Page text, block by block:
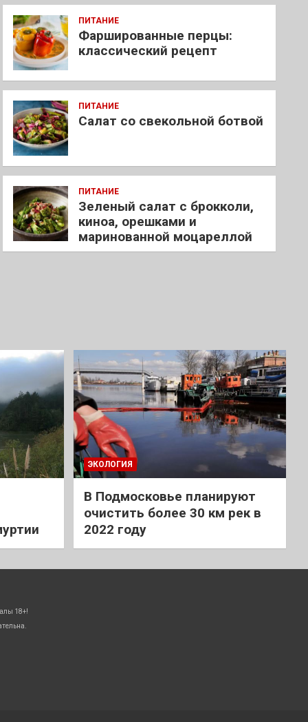
ПИТАНИЕ
Фаршированные перцы:
классический рецепт
ПИТАНИЕ
Салат со свекольной ботвой
ПИТАНИЕ
Зеленый салат с брокколи,
киноа, орешками и
маринованной моцареллой
ЭКОЛОГИЯ
В Подмосковье планируют
очистить более 30 км рек в
2022 году
18+!